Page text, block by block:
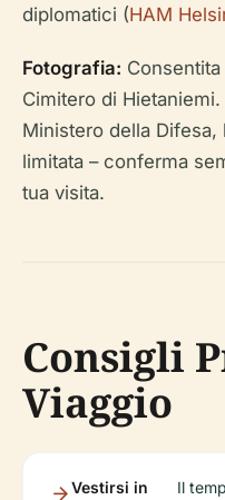
diplomatici (HAM
Fotografia:
Cimitero di
Ministero della
limitata – conferma
tua visita.
Consigli
Viaggio
Vestirsi in
Il